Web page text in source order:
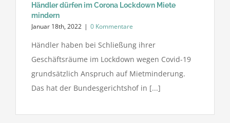
Händler dürfen im Corona Lockdown Miete
mindern
Januar 18th, 2022 | 0 Kommentare
Händler haben bei Schließung ihrer
Geschäftsräume im Lockdown wegen Covid-19
grundsätzlich Anspruch auf Mietminderung.
Das hat der Bundesgerichtshof in [...]